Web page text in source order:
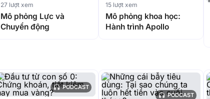
27 lượt xem
Mô phỏng Lực và
Chuyển động
15 lượt xem
Mô phỏng khoa học:
Hành trình Apollo
PODCAST
PODCAST